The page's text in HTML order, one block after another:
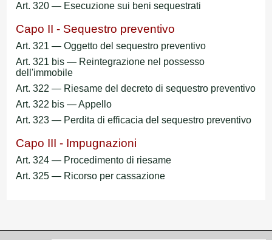
Art. 320 — Esecuzione sui beni sequestrati
Capo II - Sequestro preventivo
Art. 321 — Oggetto del sequestro preventivo
Art. 321 bis — Reintegrazione nel possesso
dell'immobile
Art. 322 — Riesame del decreto di sequestro preventivo
Art. 322 bis — Appello
Art. 323 — Perdita di efficacia del sequestro preventivo
Capo III - Impugnazioni
Art. 324 — Procedimento di riesame
Art. 325 — Ricorso per cassazione